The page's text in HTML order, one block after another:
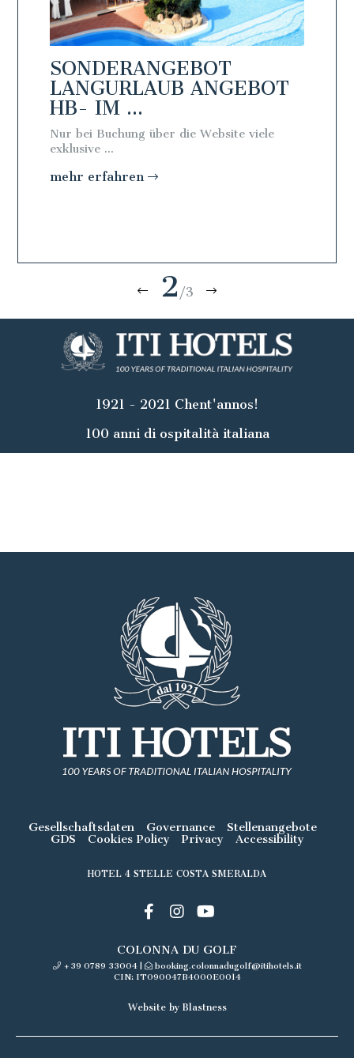
SONDERANGEBOT
LANGURLAUB ANGEBOT
HB- IM ...
Nur bei Buchung über die Website viele
exklusive ...
mehr erfahren
2 /3
1921 - 2021 Chent'annos!
100 anni di ospitalità italiana
Gesellschaftsdaten Governance
Stellenangebote
GDS
Cookies Policy Privacy Accessibility
HOTEL 4 STELLE COSTA SMERALDA
COLONNA DU GOLF
+39 0789 33004|
booking.colonnadugolf@itihotels.it
CIN: IT090047B4000E0014
Website by Blastness